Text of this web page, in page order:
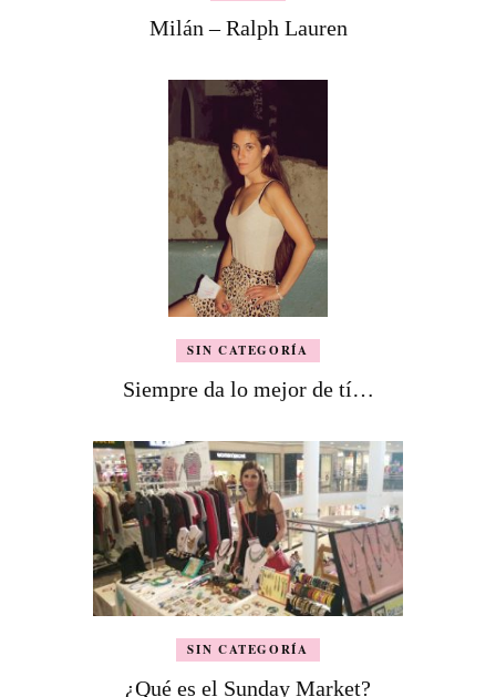
Milán – Ralph Lauren
SIN CATEGORÍA
Siempre da lo mejor de tí…
SIN CATEGORÍA
¿Qué es el Sunday Market?